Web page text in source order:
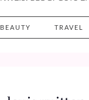
BEAUTY TRAVEL